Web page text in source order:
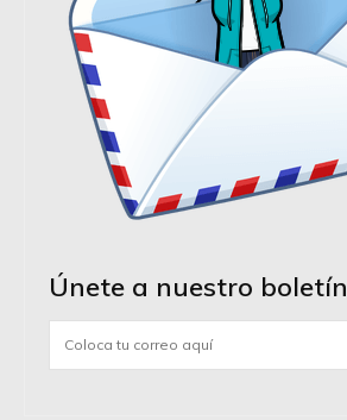
Únete a nuestro boletín